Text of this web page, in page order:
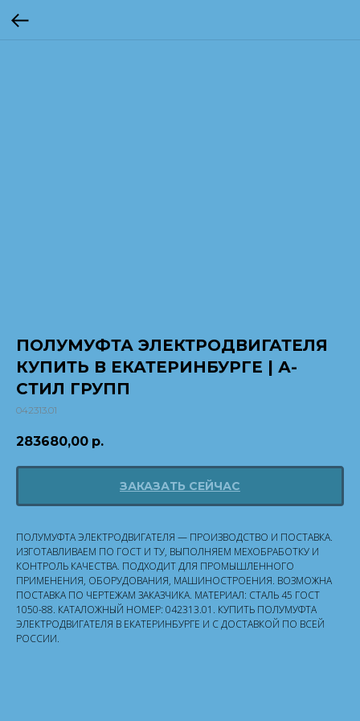
ПОЛУМУФТА ЭЛЕКТРОДВИГАТЕЛЯ
КУПИТЬ В ЕКАТЕРИНБУРГЕ | А-
СТИЛ ГРУПП
042313.01
283680,00 р.
ЗАКАЗАТЬ СЕЙЧАС
ПОЛУМУФТА ЭЛЕКТРОДВИГАТЕЛЯ — ПРОИЗВОДСТВО И ПОСТАВКА.
ИЗГОТАВЛИВАЕМ ПО ГОСТ И ТУ, ВЫПОЛНЯЕМ МЕХОБРАБОТКУ И
КОНТРОЛЬ КАЧЕСТВА. ПОДХОДИТ ДЛЯ ПРОМЫШЛЕННОГО
ПРИМЕНЕНИЯ, ОБОРУДОВАНИЯ, МАШИНОСТРОЕНИЯ. ВОЗМОЖНА
ПОСТАВКА ПО ЧЕРТЕЖАМ ЗАКАЗЧИКА. МАТЕРИАЛ: СТАЛЬ 45 ГОСТ
1050-88. КАТАЛОЖНЫЙ НОМЕР: 042313.01. КУПИТЬ ПОЛУМУФТА
ЭЛЕКТРОДВИГАТЕЛЯ В ЕКАТЕРИНБУРГЕ И С ДОСТАВКОЙ ПО ВСЕЙ
РОССИИ.